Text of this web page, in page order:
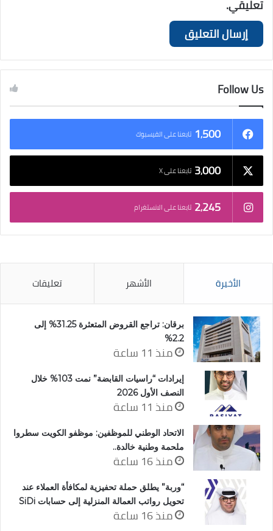
تعليقي.
Follow Us
1٬500 تابعنا على الفيسبوك
3٬000 تابعنا على X
2٬245 تابعنا على الانستغرام
الأخيرة الأشهر تعليقات
برقان: تراجع القروض المتعثرة 31.25% إلى
2.2%
منذ 11 ساعة
إيرادات “راسيات القابضة” نمت 103% خلال
النصف الأول 2026
منذ 11 ساعة
الاتحاد الوطني للموظفين: موظفو الكويت سطروا
ملحمة وطنية خالدة..
منذ 16 ساعة
“وربة” يطلق حملة تحفيزية لمكافأة العملاء عند
تحويل رواتب العمالة المنزلية إلى حسابات SiDi
منذ 16 ساعة